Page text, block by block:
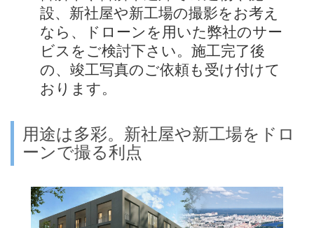
設、新社屋や新工場の撮影をお考え
なら、ドローンを用いた弊社のサー
ビスをご検討下さい。施工完了後
の、竣工写真のご依頼も受け付けて
おります。
用途は多彩。新社屋や新工場をドロ
ーンで撮る利点